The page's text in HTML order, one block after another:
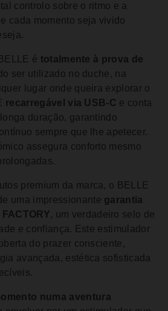
controlo sobre o ritmo e a
cada momento seja vivido
é totalmente à prova de
ser utilizado no duche, na
lugar onde queira explorar o
recarregável via USB-C e conta
duração, garantindo
sempre que lhe apetecer.
assegura conforto mesmo
premium da marca, o BELLE
uma impressionante garantia
, um verdadeiro selo de
e confiança. Este estimulador
do prazer consciente,
avançada, estética sofisticada
numa aventura